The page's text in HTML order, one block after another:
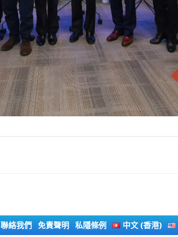
聯絡我們 免責聲明 私隱條例 中文 (香港)